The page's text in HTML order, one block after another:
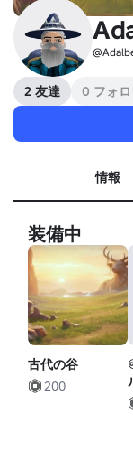
2 友達 0 フォ
情報
装備中
古代の谷
200